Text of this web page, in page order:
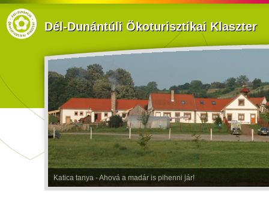
Dél-Dunántúli Ökoturisztikai Klaszter
Katica tanya - Ahová a madár is pihenni jár!